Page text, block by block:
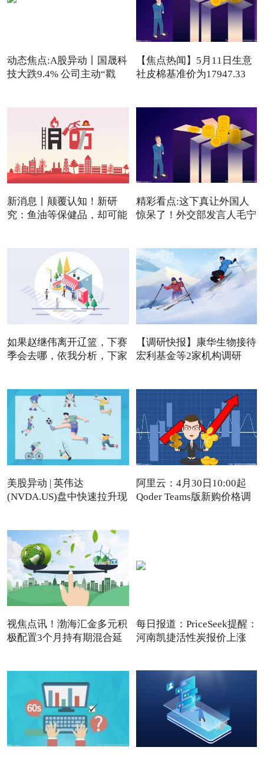
动态焦点:A股异动丨国晟科
技大跌9.4% 公司主动“戳
【焦点热闻】5月11日生意
社皮棉基准价为17947.33
新消息丨颠覆认知！新研
究：鱼油等保健品，却可能
精彩看点:这下真让外国人
惊呆了！外交部发言人毛宁
如果赵继伟离开辽篮，下赛
季会去哪，依我分析，下家
【调研快报】康华生物接待
宏利基金等2家机构调研
美股异动 | 英伟达
(NVDA.US)盘中快速拉升现
阿里云：4月30日10:00起
Qoder Teams版新购价格调
视焦点讯！渤海汇金多元积
极配置3个月持有期混合延
每日报道：PriceSeek提醒：
河南凯捷活性炭报价上涨